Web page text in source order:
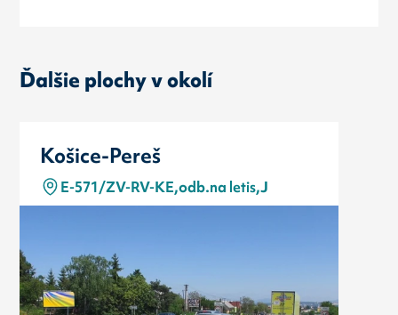
Ďalšie plochy v okolí
Košice-Pereš
E-571/ZV-RV-KE,odb.na letis,J